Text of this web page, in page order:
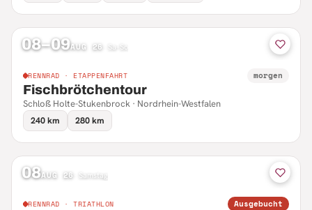
08–09AUG 26 Sa–So
RENNRAD · ETAPPENFAHRT morgen
Fischbrötchentour
Schloß Holte-Stukenbrock · Nordrhein-Westfalen
240 km
280 km
08AUG 26 Samstag
RENNRAD · TRIATHLON Ausgebucht